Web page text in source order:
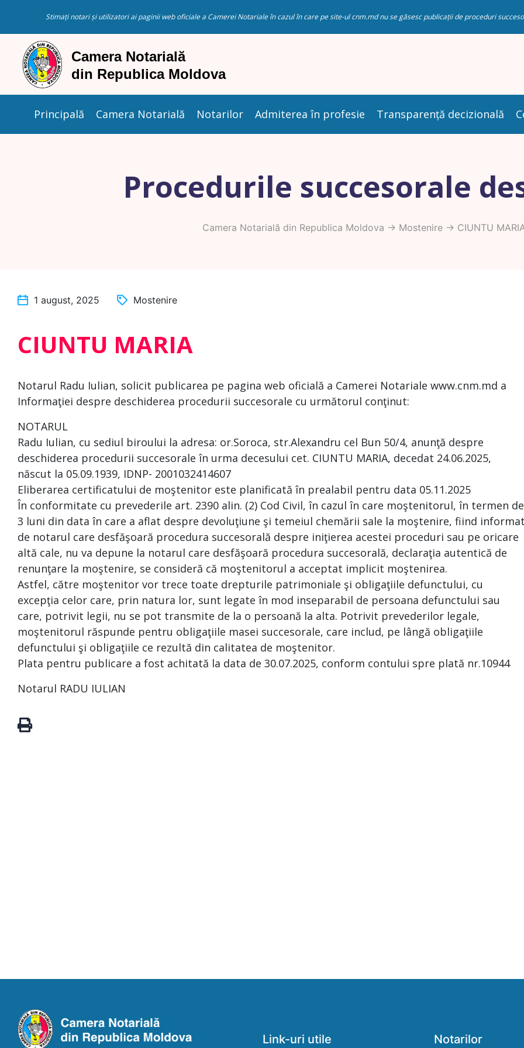
Stimați notari și utilizatori ai paginii web oficiale a Camerei Notariale în cazul în care pe site-ul cnm.md nu se găsesc publicații de proceduri
Principală Camera Notarială Notarilor Admiterea în profesie Transparență decizională
Procedurile succesorale
Camera Notarială din Republica Moldova -> Mostenire-> CIUNTU
1 august, 2025 Mostenire
CIUNTU MARIA
Notarul Radu Iulian, solicit publicarea pe pagina web oficială a Camerei Notariale www.cnm.md a
Informaţiei despre deschiderea procedurii succesorale cu următorul conţinut:
NOTARUL
Radu Iulian, cu sediul biroului la adresa: or.Soroca, str.Alexandru cel Bun 50/4, anunţă despre
deschiderea procedurii succesorale în urma decesului cet. CIUNTU MARIA, decedat 24.06.2025,
născut la 05.09.1939, IDNP- 2001032414607
Eliberarea certificatului de moştenitor este planificată în prealabil pentru data 05.11.2025
În conformitate cu prevederile art. 2390 alin. (2) Cod Civil, în cazul în care moştenitorul, în termen de
3 luni din data în care a aflat despre devoluţiune şi temeiul chemării sale la moştenire, fiind informat
de notarul care desfăşoară procedura succesorală despre iniţierea acestei proceduri sau pe oricare
altă cale, nu va depune la notarul care desfăşoară procedura succesorală, declaraţia autentică de
renunţare la moştenire, se consideră că moştenitorul a acceptat implicit moştenirea.
Astfel, către moştenitor vor trece toate drepturile patrimoniale şi obligaţiile defunctului, cu
excepţia celor care, prin natura lor, sunt legate în mod inseparabil de persoana defunctului sau
care, potrivit legii, nu se pot transmite de la o persoană la alta. Potrivit prevederilor legale,
moştenitorul răspunde pentru obligaţiile masei succesorale, care includ, pe lângă obligaţiile
defunctului şi obligaţiile ce rezultă din calitatea de moştenitor.
Plata pentru publicare a fost achitată la data de 30.07.2025, conform contului spre plată nr.10944
Notarul RADU IULIAN
Link-uri utile Notarilor